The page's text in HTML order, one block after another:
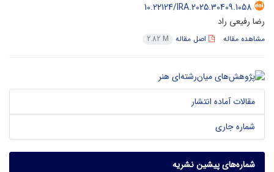
10.22124/IRA.2025.30409.1058
رضا رفیعی راد
مشاهده مقاله اصل مقاله 2.82 M
مقالات آماده انتشار
شماره جاری
شماره‌های پیشین نشریه